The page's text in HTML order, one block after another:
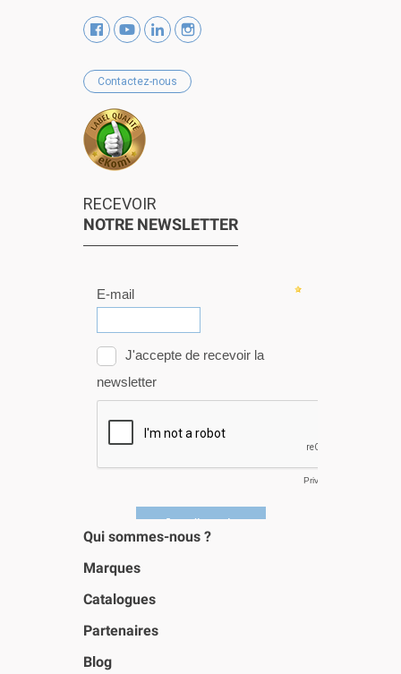
Contactez-nous
RECEVOIR
NOTRE NEWSLETTER
Qui sommes-nous ?
Marques
Catalogues
Partenaires
Blog